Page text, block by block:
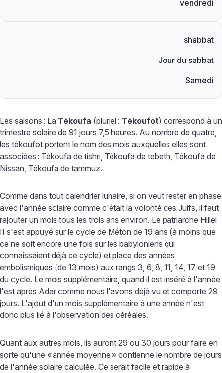
vendredi
shabbat
Jour du sabbat
Samedi
Les saisons : La Tékoufa (pluriel : Tékoufot) correspond à un
trimestre solaire de 91 jours 7,5 heures. Au nombre de quatre,
les tékoufot portent le nom des mois auxquelles elles sont
associées : Tékoufa de tishri, Tékoufa de tebeth, Tékoufa de
Nissan, Tékoufa de tammuz.
Comme dans tout calendrier lunaire, si on veut rester en phase
avec l'année solaire comme c'était la volonté des Juifs, il faut
rajouter un mois tous les trois ans environ. Le patriarche Hillel
II s'est appuyé sur le cycle de Méton de 19 ans (à moins que
ce ne soit encore une fois sur les babyloniens qui
connaissaient déjà ce cycle) et place des années
embolismiques (de 13 mois) aux rangs 3, 6, 8, 11, 14, 17 et 19
du cycle. Le mois supplémentaire, quand il est inséré à l'année
l'est après Adar comme nous l'avons déjà vu et comporte 29
jours. L'ajout d'un mois supplémentaire à une année n'est
donc plus lié à l'observation des céréales.
Quant aux autres mois, ils auront 29 ou 30 jours pour faire en
sorte qu'une «année moyenne » contienne le nombre de jours
de l'année solaire calculée. Ce serait facile et rapide à